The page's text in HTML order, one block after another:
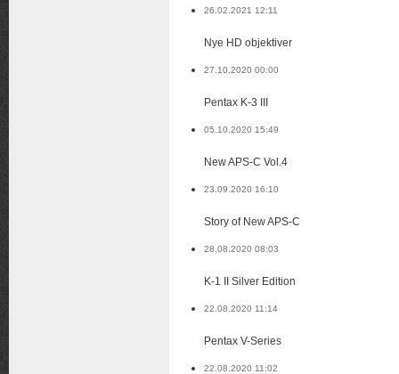
26.02.2021 12:11
Nye HD objektiver
27.10.2020 00:00
Pentax K-3 III
05.10.2020 15:49
New APS-C Vol.4
23.09.2020 16:10
Story of New APS-C
28.08.2020 08:03
K-1 II Silver Edition
22.08.2020 11:14
Pentax V-Series
22.08.2020 11:02